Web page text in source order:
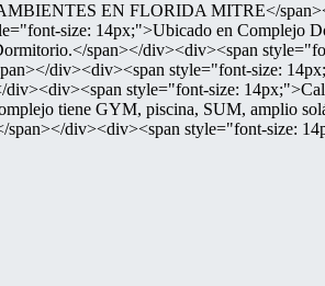
EN FLORIDA MITRE</
size: 14px;">Ubicado en Complejo
span></div><div><span
div><div><span style="font-size:
style="font-size:
tiene GYM, piscina, SUM, amplio
div><div><span style="font-size: